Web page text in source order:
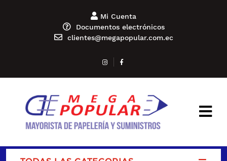
Mi Cuenta
Documentos electrónicos
clientes@megapopular.com.ec